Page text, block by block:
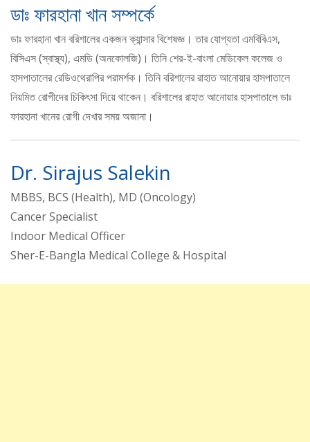
ডাঃ ফারহানা খান সম্পর্কে
ডাঃ ফারহানা খান বরিশালের একজন ক্যান্সার বিশেষজ্ঞ। তার যোগ্যতা এমবিবিএস,
বিসিএস (স্বাস্থ্য), এমডি (অনকোলজি)। তিনি শের-ই-বাংলা মেডিকেল কলেজ ও
হাসপাতালের রেডিওথেরাপির পরামর্শক। তিনি বরিশালের রাহাত আনোয়ার হাসপাতালে
নিয়মিত রোগীদের চিকিৎসা দিয়ে থাকেন। বরিশালের রাহাত আনোয়ার হাসপাতালে ডাঃ
ফারহানা খানের রোগী দেখার সময় অজানা।
Dr. Sirajus Salekin
MBBS, BCS (Health), MD (Oncology)
Cancer Specialist
Indoor Medical Officer
Sher-E-Bangla Medical College & Hospital